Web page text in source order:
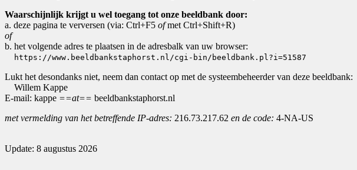
Waarschijnlijk krijgt u wel toegang tot onze beeldbank door:
a. deze pagina te verversen (via: Ctrl+F5 ofmet Ctrl+Shift+R)
of
b. het volgende adres te plaatsen in de adresbalk van uw browser:
https://www.beeldbankstaphorst.nl/cgi-bin/beeldbank.pl?i=51587
Lukt het desondanks niet, neem dan contact op met de systeembeheerder van deze beeldbank:
Willem Kappe
E-mail: kappe ==at== beeldbankstaphorst.nl
met vermelding van het betreffende IP-adres: 216.73.217.62 en de code: 4-NA-US
Update: 8 augustus 2026